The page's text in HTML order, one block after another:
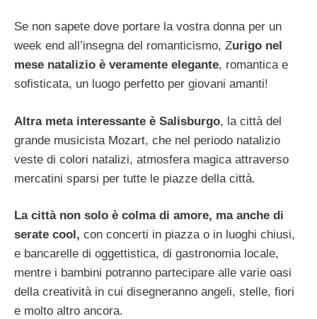
Se non sapete dove portare la vostra donna per un
week end all’insegna del romanticismo, Zurigo nel
mese natalizio è veramente elegante, romantica e
sofisticata, un luogo perfetto per giovani amanti!
Altra meta interessante è Salisburgo, la città del
grande musicista Mozart, che nel periodo natalizio
veste di colori natalizi, atmosfera magica attraverso
mercatini sparsi per tutte le piazze della città.
La città non solo è colma di amore, ma anche di
serate cool, con concerti in piazza o in luoghi chiusi,
e bancarelle di oggettistica, di gastronomia locale,
mentre i bambini potranno partecipare alle varie oasi
della creatività in cui disegneranno angeli, stelle, fiori
e molto altro ancora.